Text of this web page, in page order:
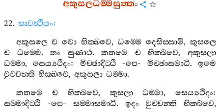
අකුසලධම‍්මසුත‍්තං
22. සාවත්‍ථියං:
අකුසලෙ ච වො භික‍්ඛවෙ, ධම‍්මෙ දෙසිස‍්සාමි,කුසලෙ
ච
ධම‍්මෙ.තං සුණාථ.කතමෙ ච භික‍්ඛවෙ,අකුසලා
ධම‍්මා,සෙය්‍යථිදං: මිච‍්ඡාදිට‍්ඨි -පෙ- මිච‍්ඡාසමාධි.ඉමෙ
වුච‍්චන‍්ති භික‍්ඛවෙ, අකුසලා ධම‍්මා.
කතමෙ
ච භික‍්ඛවෙ, කුසලා ධම‍්මා,සෙය්‍යථිදං:
සම‍්මාදිට‍්ඨි -පෙ- සම‍්මාසමාධි. ඉදං වුච‍්චන‍්ති භික‍්ඛවෙ,